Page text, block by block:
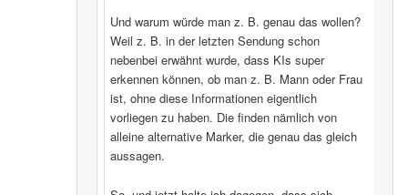
Und warum würde man z. B. genau das wollen?
Weil z. B. in der letzten Sendung schon
nebenbei erwähnt wurde, dass KIs super
erkennen können, ob man z. B. Mann oder Frau
ist, ohne diese Informationen eigentlich
vorliegen zu haben. Die finden nämlich von
alleine alternative Marker, die genau das gleich
aussagen.